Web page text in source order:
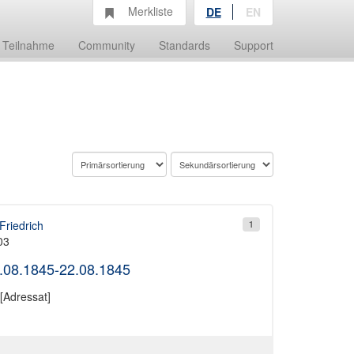
Teilnahme Community Standards Support
Merkliste DE EN
1
22.08.1845
[Adressat]